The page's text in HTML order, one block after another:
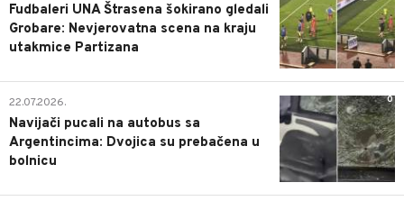
Fudbaleri UNA Štrasena šokirano gledali
Grobare: Nevjerovatna scena na kraju
utakmice Partizana
0
22.07.2026.
Navijači pucali na autobus sa
Argentincima: Dvojica su prebačena u
bolnicu